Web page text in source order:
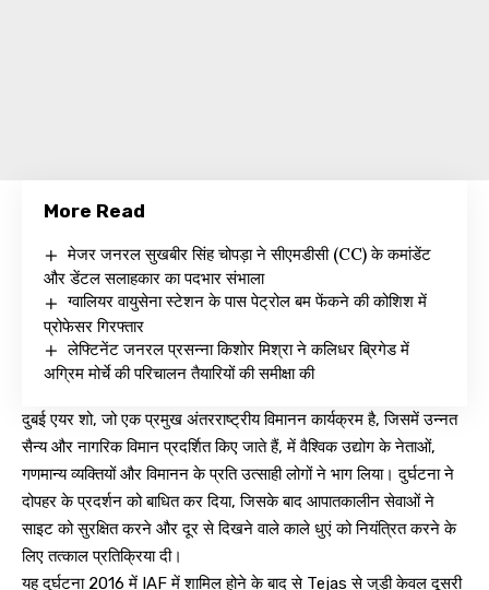
More Read
मेजर जनरल सुखबीर सिंह चोपड़ा ने सीएमडीसी (CC) के कमांडेंट
और डेंटल सलाहकार का पदभार संभाला
ग्वालियर वायुसेना स्टेशन के पास पेट्रोल बम फेंकने की कोशिश में
प्रोफेसर गिरफ्तार
लेफ्टिनेंट जनरल प्रसन्ना किशोर मिश्रा ने कलिधर ब्रिगेड में
अग्रिम मोर्चे की परिचालन तैयारियों की समीक्षा की
दुबई एयर शो, जो एक प्रमुख अंतरराष्ट्रीय विमानन कार्यक्रम है, जिसमें उन्नत
सैन्य और नागरिक विमान प्रदर्शित किए जाते हैं, में वैश्विक उद्योग के नेताओं,
गणमान्य व्यक्तियों और विमानन के प्रति उत्साही लोगों ने भाग लिया। दुर्घटना ने
दोपहर के प्रदर्शन को बाधित कर दिया, जिसके बाद आपातकालीन सेवाओं ने
साइट को सुरक्षित करने और दूर से दिखने वाले काले धुएं को नियंत्रित करने के
लिए तत्काल प्रतिक्रिया दी।
यह दुर्घटना 2016 में IAF में शामिल होने के बाद से Tejas से जुड़ी केवल दूसरी